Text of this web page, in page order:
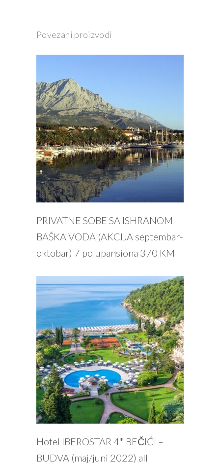
Povezani proizvodi
PRIVATNE SOBE SA ISHRANOM
BAŠKA VODA (AKCIJA septembar-
oktobar) 7 polupansiona 370 KM
Hotel IBEROSTAR 4* BEČIĆI –
BUDVA (maj/juni 2022) all